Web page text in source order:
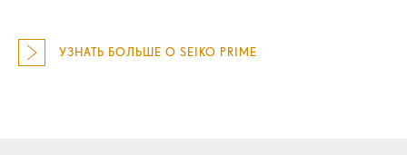
УЗНАТЬ БОЛЬШЕ О SEIKO PRIME